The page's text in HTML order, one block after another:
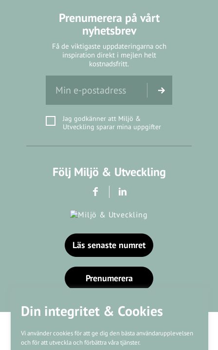
Din integritet & Cookies
Vi använder cookies för att ge dig den bästa användarupplevelsen
och för att utveckla och förbättra våra tjänster.
Prenumerera på vårt
nyhetsbrev
Få de viktigaste uppdateringarna och
inspiration direkt i mejlen helt
kostnadsfritt.
Jag godkänner att Miljö &
Utveckling sparar mina uppgifter
Följ Miljö & Utveckling
Läs senaste numret
Prenumerera